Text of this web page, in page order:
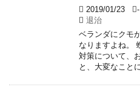
2019/01/23 -
退治
ベランダにクモ
なりますよね。
対策について、
と、大変なこと